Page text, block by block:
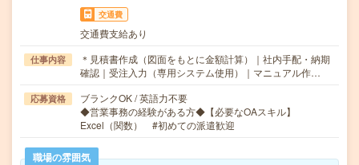
交通費
交通費支給あり
仕事内容
＊見積書作成（図面をもとに金額計算）｜社内手配・納期
確認｜受注入力（専用システム使用）｜マニュアル作…
応募資格
ブランクOK / 英語力不要
◆営業事務の経験がある方◆【必要なOAスキル】
Excel（関数） #初めての派遣歓迎
職場の雰囲気